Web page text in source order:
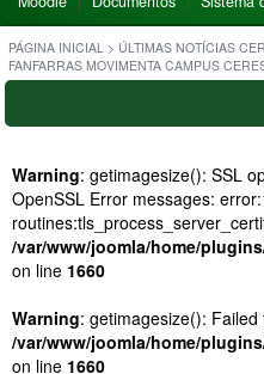
PÁGINA INICIAL > ÚLTIMAS NOTÍCIAS
FANFARRAS MOVIMENTA CAMPUS
Warning: getimagesize(): SSL
OpenSSL Error messages:
/var/www/joomla/home/
on line 1660
Warning: getimagesize():
/var/www/joomla/home/
on line 1660